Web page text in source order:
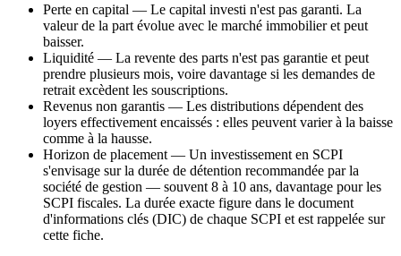
Perte en capital — Le capital investi n'est pas garanti. La
valeur de la part évolue avec le marché immobilier et peut
baisser.
Liquidité — La revente des parts n'est pas garantie et peut
prendre plusieurs mois, voire davantage si les demandes de
retrait excèdent les souscriptions.
Revenus non garantis — Les distributions dépendent des
loyers effectivement encaissés : elles peuvent varier à la baisse
comme à la hausse.
Horizon de placement — Un investissement en SCPI
s'envisage sur la durée de détention recommandée par la
société de gestion — souvent 8 à 10 ans, davantage pour les
SCPI fiscales. La durée exacte figure dans le document
d'informations clés (DIC) de chaque SCPI et est rappelée sur
cette fiche.